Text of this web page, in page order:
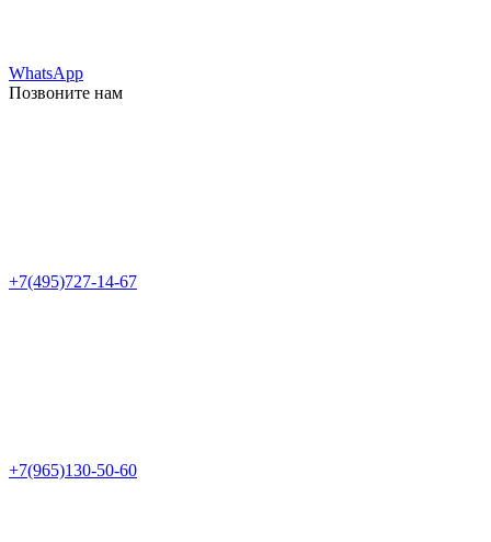
WhatsApp
Позвоните нам
+7(495)727-14-67
+7(965)130-50-60